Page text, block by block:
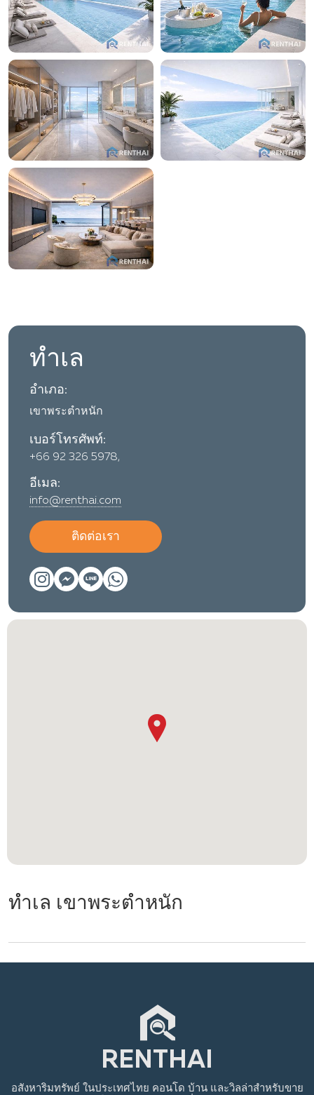
ทำเล
อำเภอ:
เขาพระตำหนัก
เบอร์โทรศัพท์:
+66 92 326 5978,
อีเมล:
info@renthai.com
ติดต่อเรา
ทำเล เขาพระตำหนัก
อสังหาริมทรัพย์ ในประเทศไทย คอนโด บ้าน และวิลล่าสำหรับขาย